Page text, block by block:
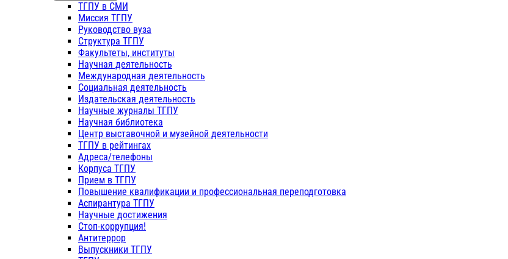
ТГПУ в СМИ
Миссия ТГПУ
Руководство вуза
Структура ТГПУ
Факультеты, институты
Научная деятельность
Международная деятельность
Социальная деятельность
Издательская деятельность
Научные журналы ТГПУ
Научная библиотека
Центр выставочной и музейной деятельности
ТГПУ в рейтингах
Адреса/телефоны
Корпуса ТГПУ
Прием в ТГПУ
Повышение квалификации и профессиональная переподготовка
Аспирантура ТГПУ
Научные достижения
Стоп-коррупция!
Антитеррор
Выпускники ТГПУ